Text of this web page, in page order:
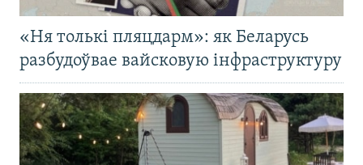
«Ня толькі пляцдарм»: як Беларусь
разбудоўвае вайсковую інфраструктуру